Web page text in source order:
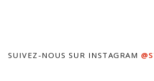
SUIVEZ-NOUS SUR INSTAGRAM